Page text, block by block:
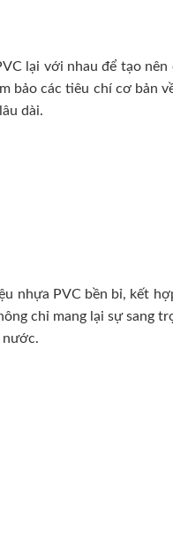
lại với nhau để tạo
bảo các tiêu chí cơ bản
dài.
nhựa PVC bền bỉ, kết
chỉ mang lại sự sang
nước.